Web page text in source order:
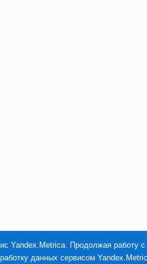
Yandex.Metrica. Продолжая работу
данных сервисом